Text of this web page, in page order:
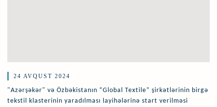
24 AVQUST 2024
"Azərşəkər" və Özbəkistanın “Global Textile” şirkətlərinin birgə
tekstil klasterinin yaradılması layihələrinə start verilməsi